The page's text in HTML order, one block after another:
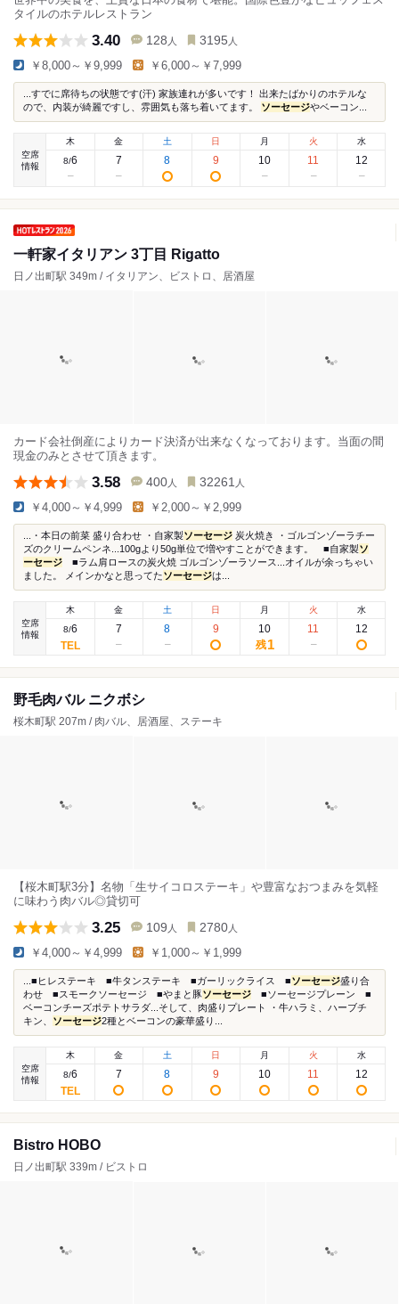
タイルのホテルレストラン
3.40 128 人 3195 人
￥8,000～￥9,999 ￥6,000～￥7,999
...すでに席待ちの状態です(汗) 家族連れが多いです！ 出来たばかりのホテルな
ので、内装が綺麗ですし、雰囲気も落ち着いてます。 ソーセージやベーコン...
空席
情報
木
8/6
金
7
土
8
日
9
月
10
火
11
水
12
一軒家イタリアン 3丁目 Rigatto
日ノ出町駅 349m / イタリアン、ビストロ、居酒屋
カード会社倒産によりカード決済が出来なくなっております。当面の間
現金のみとさせて頂きます。
3.58 400 人 32261 人
￥4,000～￥4,999 ￥2,000～￥2,999
...・本日の前菜 盛り合わせ ・自家製ソーセージ 炭火焼き ・ゴルゴンゾーラチー
ズのクリームペンネ...100gより50g単位で増やすことができます。 ■自家製ソ
ーセージ ■ラム肩ロースの炭火焼 ゴルゴンゾーラソース...オイルが余っちゃい
ました。 メインかなと思ってたソーセージは...
空席
情報
木
8/6
金
7
土
8
日
9
月
10
残1
火
11
水
12
野毛肉バル ニクボシ
桜木町駅 207m / 肉バル、居酒屋、ステーキ
【桜木町駅3分】名物「生サイコロステーキ」や豊富なおつまみを気軽
に味わう肉バル◎貸切可
3.25 109 人 2780 人
￥4,000～￥4,999 ￥1,000～￥1,999
...■ヒレステーキ ■牛タンステーキ ■ガーリックライス ■ソーセージ盛り合
わせ ■スモークソーセージ ■やまと豚ソーセージ ■ソーセージプレーン ■
ベーコンチーズポテトサラダ...そして、肉盛りプレート ・牛ハラミ、ハーブチ
キン、 ソーセージ2種とベーコンの豪華盛り...
空席
情報
木
8/6
金
7
土
8
日
9
月
10
火
11
水
12
Bistro HOBO
日ノ出町駅 339m / ビストロ